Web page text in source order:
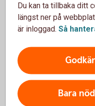
Hur kommer
för Sverige
Du kan ta tillbaka ditt
längst ner på
är inloggad. Så
Bara